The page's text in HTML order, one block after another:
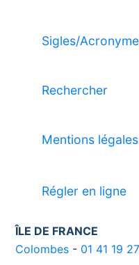
Sigles/
Rechercher
Mentions légales
Régler en ligne
ÎLE DE FRANCE
Colombes - 01 41 19